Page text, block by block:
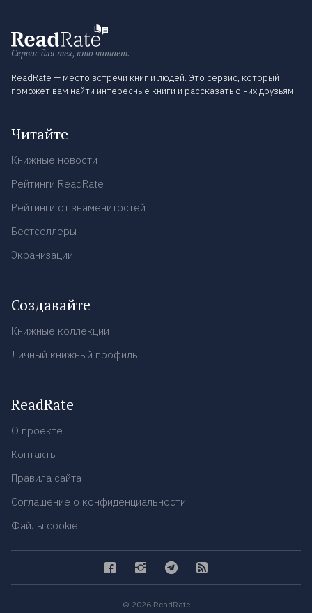
Сервис для тех, кто читает.
ReadRate — место встречи книг и людей. Это сервис, который
поможет вам найти интересные книги и рассказать о них друзьям.
Читайте
Книжные новости
Рейтинги ReadRate
Рейтинги от знаменитостей
Бестселлеры
Экранизации
Создавайте
Книжные коллекции
Личный книжный профиль
ReadRate
О проекте
Контакты
Правила сайта
Соглашение о конфиденциальности
Файлы cookie
© 2026 ReadRate